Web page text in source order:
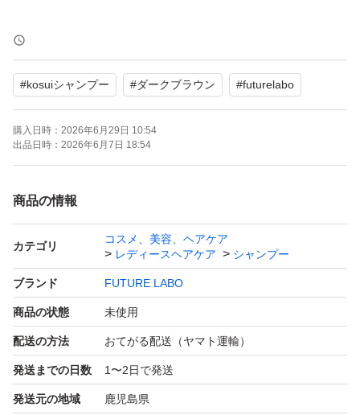
☆発送方法【宅急便コンパクト】
お値下げ相談については不可とさせて下さい。
▲注意事項▲
【発送について】
が、
最大は48時間設定で出品致しております為
購入者様の都合に対する急な対応は基本的にでき兼ねます
ので、申し訳ございませんが、特にお急ぎの方はこちらで
の
購入はトラブル防止の為にもお控え下さい。
#kosuiシャンプー #ダークブラウン #futurelabo
購入日時： 2026年6月29日 10:54
出品日時： 2026年6月7日 18:54
商品の情報
カテゴリ
コスメ、美容、ヘアケア
レディースヘアケア
シャンプー
ブランド FUTURE LABO
商品の状態 未使用
配送の方法 おてがる配送（ヤマト運輸）
発送までの日数 1〜2日で発送
発送元の地域 鹿児島県